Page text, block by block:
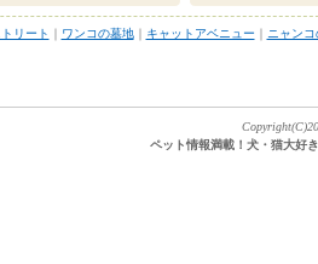
リート ｜ ワンコの墓地｜ キャットアベニュー ｜ ニャン
ペット情報満載！犬・猫大好